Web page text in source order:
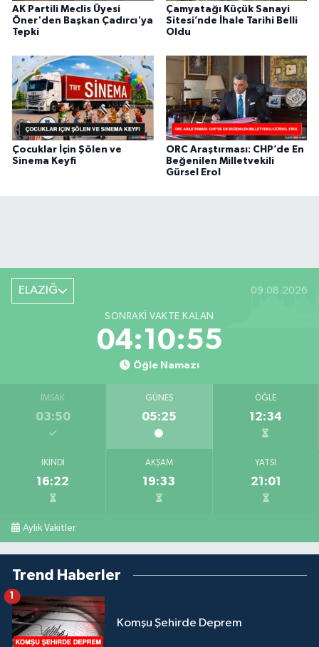
AK Partili Meclis Üyesi
Öner'den Başkan Çadırcı'ya
Tepki
Çamyatağı Küçük Sanayi
Sitesi’nde İhale Tarihi Belli
Oldu
Çocuklar İçin Şölen ve
Sinema Keyfi
ORC Araştırması: CHP’de En
Beğenilen Milletvekili
Gürsel Erol
ELAZIĞ 09.08.2026
SONRAKI VAKTE KALAN
04:10:55
Öğle Namazı
İMSAK
03:50
GÜNEŞ
05:25
ÖĞLE
12:34
İKINDI
16:22
AKŞAM
19:33
YATSI
21:01
Aylık Vakitler
Trend Haberler
Komşu Şehirde Deprem
1